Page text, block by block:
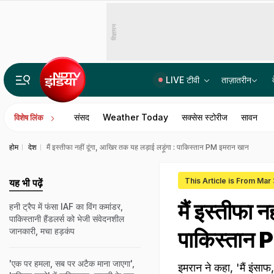
विज्ञापन
LIVE टीवी ताज़ातरीन
विशेष लिंक संसद Weather Today सक्सेस स्टोरीज सावन
होम देश मैं इस्‍तीफा नहीं दूंगा, आखिर तक यह लड़ाई लड़ूंगा : पाकिस्‍तान PM इमरान खान
This Article is From Mar
मैं इस्‍तीफा
पाकिस्‍तान
इमरान ने कहा, 'मैं
यह भी पढ़ें
हनी ट्रैप में फंसा IAF का विंग कमांडर,
पाकिस्तानी हैंडलर्स को भेजी संवेदनशील
जानकारी, मचा हड़कंप
'एक पर हमला, सब पर अटैक माना जाएगा',